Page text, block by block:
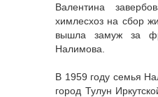
Валентина
химлесхоз на сбор
вышла замуж за
Налимова.
В 1959 году семья
город Тулун